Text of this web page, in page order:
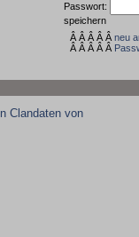
Passwort:
speichern
Â Â Â Â Â neu
Â Â Â Â Â
Clandaten von